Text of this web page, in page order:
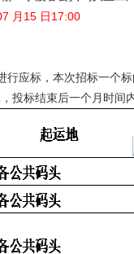
月15 日17:00
应标，本次招标一个
投标结束后一个月时间